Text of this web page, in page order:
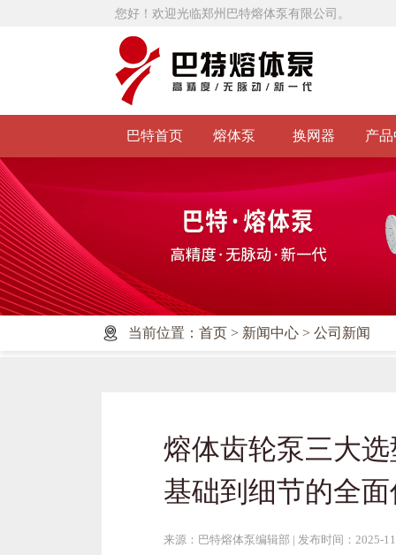
您好！欢迎光临郑州巴特熔体泵有限公司。
巴特首页 熔体泵 换网器 产
当前位置： 首页 > 新闻中心 > 公司新闻
熔体齿轮泵三大
基础到细节的全
来源：巴特熔体泵编辑部 | 发布时间：2025-